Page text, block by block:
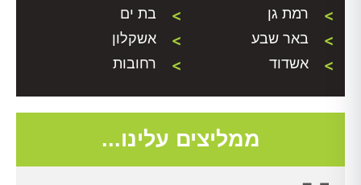
רמת גן
בת ים
באר שבע
אשקלון
אשדוד
רחובות
ממליצים עלינו...